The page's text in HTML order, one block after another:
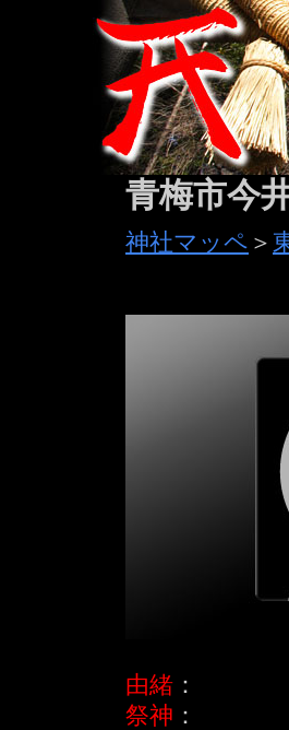
青梅市今
神社マッペ ＞
由緒 ：
祭神 ：